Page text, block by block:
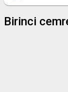
Birinci